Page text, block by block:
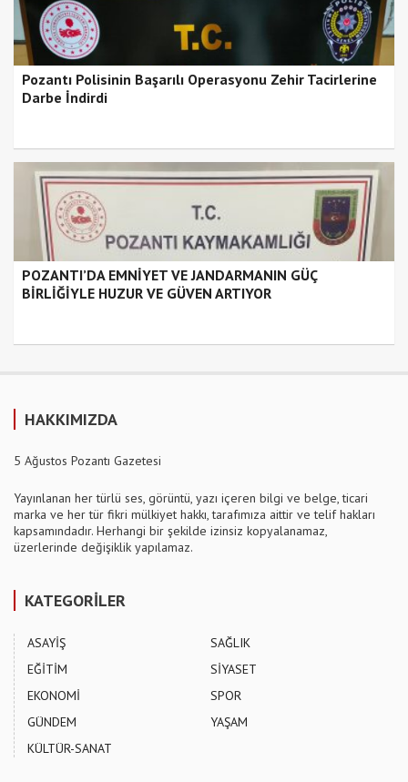
Pozantı Polisinin Başarılı Operasyonu Zehir Tacirlerine
Darbe İndirdi
POZANTI’DA EMNİYET VE JANDARMANIN GÜÇ
BİRLİĞİYLE HUZUR VE GÜVEN ARTIYOR
HAKKIMIZDA
5 Ağustos Pozantı Gazetesi
Yayınlanan her türlü ses, görüntü, yazı içeren bilgi ve belge, ticari
marka ve her tür fikri mülkiyet hakkı, tarafımıza aittir ve telif hakları
kapsamındadır. Herhangi bir şekilde izinsiz kopyalanamaz,
üzerlerinde değişiklik yapılamaz.
KATEGORİLER
ASAYİŞ
EĞİTİM
EKONOMİ
GÜNDEM
KÜLTÜR-SANAT
SAĞLIK
SİYASET
SPOR
YAŞAM